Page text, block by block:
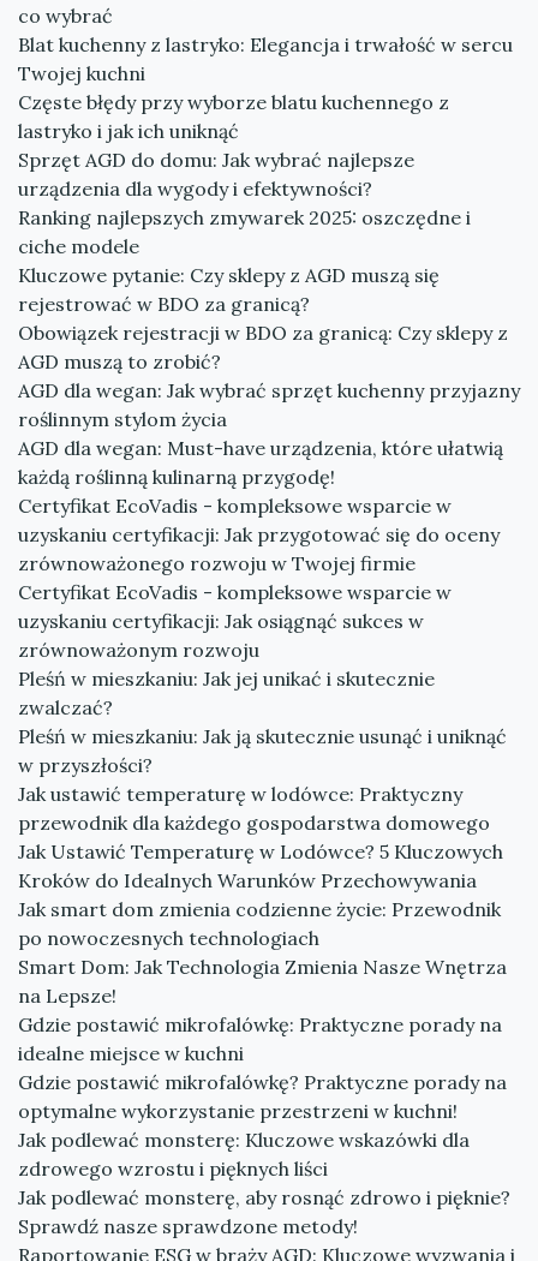
co wybrać
Blat kuchenny z lastryko: Elegancja i trwałość w sercu
Twojej kuchni
Częste błędy przy wyborze blatu kuchennego z
lastryko i jak ich uniknąć
Sprzęt AGD do domu: Jak wybrać najlepsze
urządzenia dla wygody i efektywności?
Ranking najlepszych zmywarek 2025: oszczędne i
ciche modele
Kluczowe pytanie: Czy sklepy z AGD muszą się
rejestrować w BDO za granicą?
Obowiązek rejestracji w BDO za granicą: Czy sklepy z
AGD muszą to zrobić?
AGD dla wegan: Jak wybrać sprzęt kuchenny przyjazny
roślinnym stylom życia
AGD dla wegan: Must-have urządzenia, które ułatwią
każdą roślinną kulinarną przygodę!
Certyfikat EcoVadis - kompleksowe wsparcie w
uzyskaniu certyfikacji: Jak przygotować się do oceny
zrównoważonego rozwoju w Twojej firmie
Certyfikat EcoVadis - kompleksowe wsparcie w
uzyskaniu certyfikacji: Jak osiągnąć sukces w
zrównoważonym rozwoju
Pleśń w mieszkaniu: Jak jej unikać i skutecznie
zwalczać?
Pleśń w mieszkaniu: Jak ją skutecznie usunąć i uniknąć
w przyszłości?
Jak ustawić temperaturę w lodówce: Praktyczny
przewodnik dla każdego gospodarstwa domowego
Jak Ustawić Temperaturę w Lodówce? 5 Kluczowych
Kroków do Idealnych Warunków Przechowywania
Jak smart dom zmienia codzienne życie: Przewodnik
po nowoczesnych technologiach
Smart Dom: Jak Technologia Zmienia Nasze Wnętrza
na Lepsze!
Gdzie postawić mikrofalówkę: Praktyczne porady na
idealne miejsce w kuchni
Gdzie postawić mikrofalówkę? Praktyczne porady na
optymalne wykorzystanie przestrzeni w kuchni!
Jak podlewać monsterę: Kluczowe wskazówki dla
zdrowego wzrostu i pięknych liści
Jak podlewać monsterę, aby rosnąć zdrowo i pięknie?
Sprawdź nasze sprawdzone metody!
Raportowanie ESG w braży AGD: Kluczowe wyzwania i